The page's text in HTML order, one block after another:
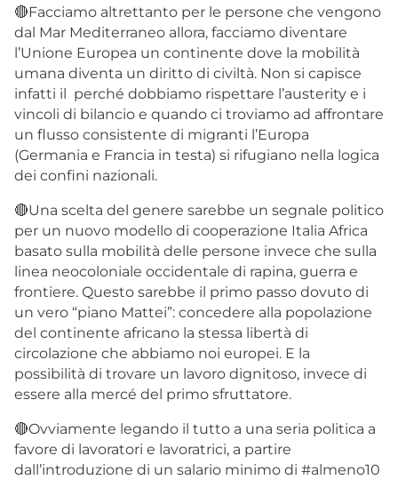
🔴Facciamo altrettanto per le persone che vengono
dal Mar Mediterraneo allora, facciamo diventare
l’Unione Europea un continente dove la mobilità
umana diventa un diritto di civiltà. Non si capisce
infatti il perché dobbiamo rispettare l’austerity e i
vincoli di bilancio e quando ci troviamo ad affrontare
un flusso consistente di migranti l’Europa
(Germania e Francia in testa) si rifugiano nella logica
dei confini nazionali.
🔴Una scelta del genere sarebbe un segnale politico
per un nuovo modello di cooperazione Italia Africa
basato sulla mobilità delle persone invece che sulla
linea neocoloniale occidentale di rapina, guerra e
frontiere. Questo sarebbe il primo passo dovuto di
un vero “piano Mattei”: concedere alla popolazione
del continente africano la stessa libertà di
circolazione che abbiamo noi europei. E la
possibilità di trovare un lavoro dignitoso, invece di
essere alla mercé del primo sfruttatore.
🔴Ovviamente legando il tutto a una seria politica a
favore di lavoratori e lavoratrici, a partire
dall’introduzione di un salario minimo di #almeno10